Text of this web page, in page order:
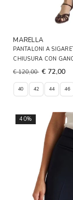
MARELLA
PANTALONI A
CHIUSURA CON
€ 120,00 € 72,00
40 42 44 46
40%